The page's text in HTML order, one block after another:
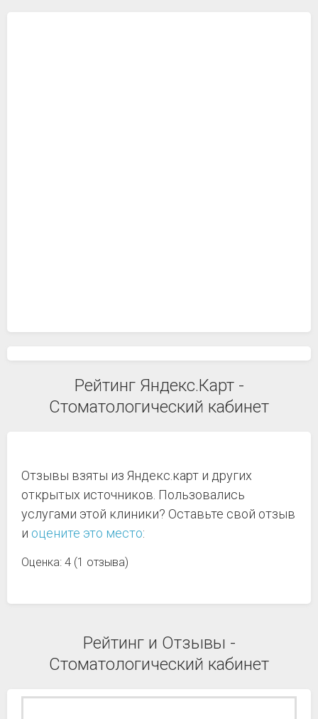
Рейтинг Яндекс.Карт -
Стоматологический кабинет
Отзывы взяты из Яндекс.карт и других
открытых источников. Пользовались
услугами этой клиники? Оставьте свой отзыв
и оцените это место:
Оценка: 4 (1 отзыва)
Рейтинг и Отзывы -
Стоматологический кабинет